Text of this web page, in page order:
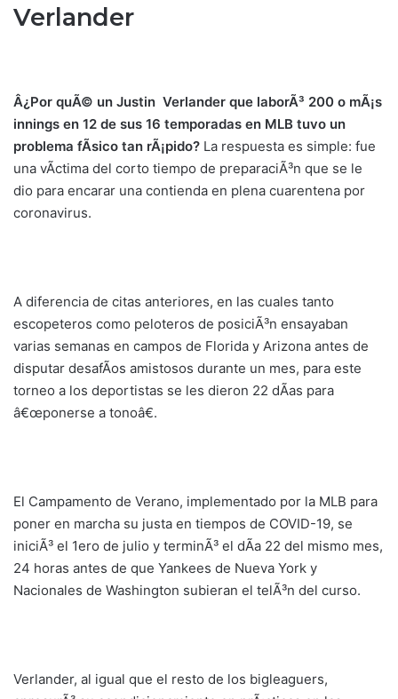
Verlander
Â¿Por quÃ© un Justin Verlander que laborÃ³ 200 o mÃ¡s
innings en 12 de sus 16 temporadas en MLB tuvo un
problema fÃ­sico tan rÃ¡pido? La respuesta es simple: fue
una vÃ­ctima del corto tiempo de preparaciÃ³n que se le
dio para encarar una contienda en plena cuarentena por
coronavirus.
A diferencia de citas anteriores, en las cuales tanto
escopeteros como peloteros de posiciÃ³n ensayaban
varias semanas en campos de Florida y Arizona antes de
disputar desafÃ­os amistosos durante un mes, para este
torneo a los deportistas se les dieron 22 dÃ­as para
â€œponerse a tonoâ€.
El Campamento de Verano, implementado por la MLB para
poner en marcha su justa en tiempos de COVID-19, se
iniciÃ³ el 1ero de julio y terminÃ³ el dÃ­a 22 del mismo mes,
24 horas antes de que Yankees de Nueva York y
Nacionales de Washington subieran el telÃ³n del curso.
Verlander, al igual que el resto de los bigleaguers,